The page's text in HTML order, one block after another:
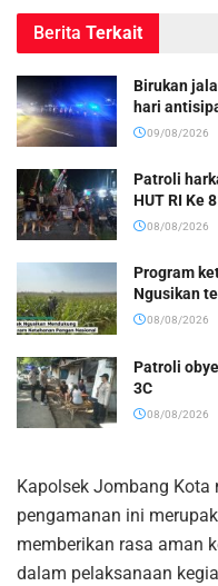
Berita Terkait
Birukan
hari
09/08/2026
Patroli
HUT RI Ke
08/08/2026
Program
Ngusikan
08/08/2026
Patroli
3C
08/08/2026
Kapolsek Jombang
pengamanan ini
memberikan rasa aman
dalam pelaksanaan